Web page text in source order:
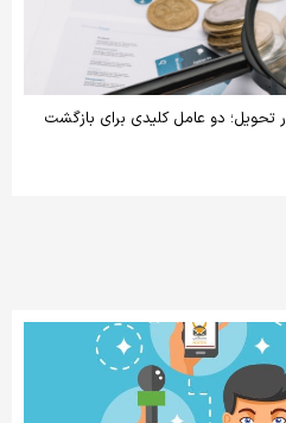
تحویل؛ دو عامل کلیدی برای بازگشت